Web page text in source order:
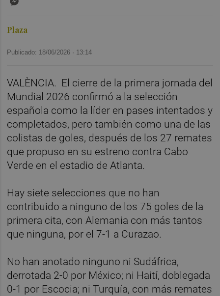
Plaza
Publicado: 18/06/2026 · 13:14
VALÈNCIA. El cierre de la primera jornada del
Mundial 2026 confirmó a la selección
española como la líder en pases intentados y
completados, pero también como una de las
colistas de goles, después de los 27 remates
que propuso en su estreno contra Cabo
Verde en el estadio de Atlanta.
Hay siete selecciones que no han
contribuido a ninguno de los 75 goles de la
primera cita, con Alemania con más tantos
que ninguna, por el 7-1 a Curazao.
No han anotado ninguno ni Sudáfrica,
derrotada 2-0 por México; ni Haití, doblegada
0-1 por Escocia; ni Turquía, con más remates